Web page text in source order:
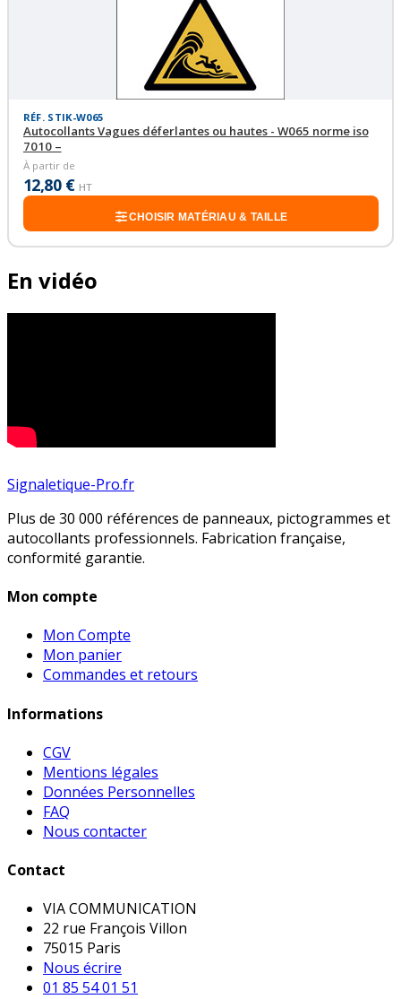
RÉF. STIK-W065
Autocollants Vagues déferlantes ou hautes - W065 norme iso
7010 –
À partir de
12,80 € HT
CHOISIR MATÉRIAU & TAILLE
En vidéo
Signaletique-Pro.fr
Plus de 30 000 références de panneaux, pictogrammes et
autocollants professionnels. Fabrication française,
conformité garantie.
Mon compte
Mon Compte
Mon panier
Commandes et retours
Informations
CGV
Mentions légales
Données Personnelles
FAQ
Nous contacter
Contact
VIA COMMUNICATION
22 rue François Villon
75015 Paris
Nous écrire
01 85 54 01 51